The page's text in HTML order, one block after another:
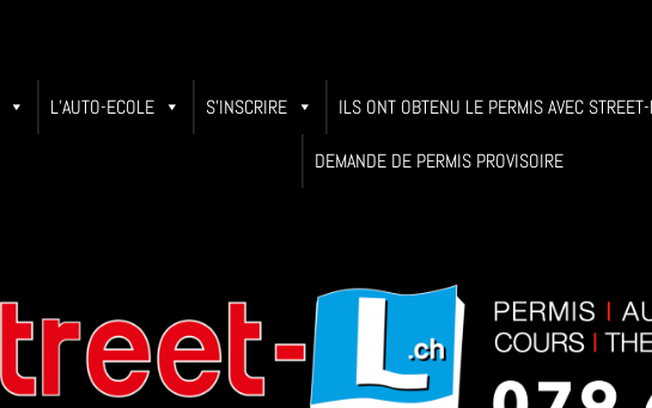
L’AUTO-ECOLE S’INSCRIRE ILS ONT OBTENU LE PERMIS AVEC
DEMANDE DE PERMIS PROVISOIRE